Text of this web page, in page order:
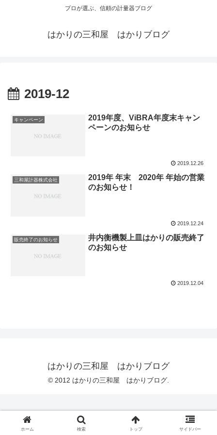
プロが選ぶ、信頼の計量器ブログ
はかりの三和屋 はかりブログ
2019-12
キャンペーン
2019年度、ViBRA年度末キャン
ペーンのお知らせ
2019.12.26
三和屋計器株式会社
2019年 年末 2020年 年始の営業
のお知らせ！
2019.12.24
販売終了のお知らせ
井内衡機製上皿はかりの販売終了
のお知らせ
2019.12.04
はかりの三和屋 はかりブログ
© 2012 はかりの三和屋 はかりブログ.
ホーム 検索 トップ サイドバー